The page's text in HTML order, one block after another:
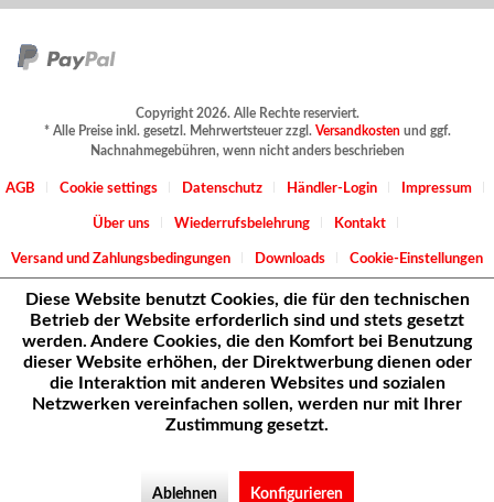
Copyright 2026. Alle Rechte reserviert.
* Alle Preise inkl. gesetzl. Mehrwertsteuer zzgl. Versandkostenund ggf.
Nachnahmegebühren, wenn nicht anders beschrieben
AGB Cookie settings Datenschutz Händler-Login Impressum
Über uns Wiederrufsbelehrung Kontakt
Versand und Zahlungsbedingungen Downloads Cookie-Einstellungen
Diese Website benutzt Cookies, die für den technischen
Betrieb der Website erforderlich sind und stets gesetzt
werden. Andere Cookies, die den Komfort bei Benutzung
dieser Website erhöhen, der Direktwerbung dienen oder
die Interaktion mit anderen Websites und sozialen
Netzwerken vereinfachen sollen, werden nur mit Ihrer
Zustimmung gesetzt.
Ablehnen Konfigurieren